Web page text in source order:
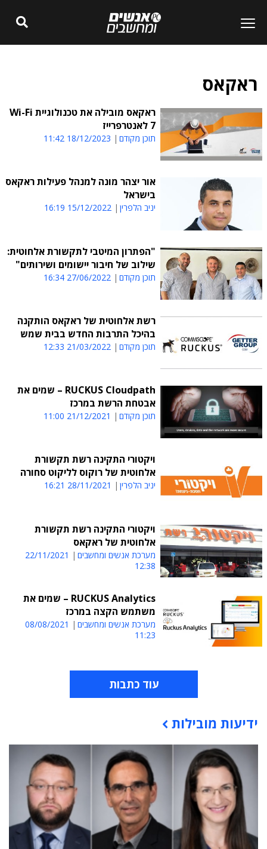
ראקאס
ראקאס מובילה את טכנולוגיית Wi-Fi
7 לאנטרפרייז
תוכן מקודם 18/12/2023 11:42
אור יצהר מונה למנהל פעילות ראקאס
בישראל
יניב הלפרין 15/12/2022 16:19
"הפתרון המיטבי לתקשורת אלחוטית:
שילוב של חיבור יישומים ושירותים"
תוכן מקודם 27/06/2022 16:34
רשת אלחוטית של ראקאס הותקנה
בהיכל התרבות החדש בבית שמש
תוכן מקודם 21/03/2022 12:33
RUCKUS Cloudpath – שמים את
אבטחת הרשת במרכז
תוכן מקודם 21/12/2021 11:00
ויקטורי התקינה רשת תקשורת
אלחוטית של רוקוס לליקוט סחורה
יניב הלפרין 28/11/2021 16:21
ויקטורי התקינה רשת תקשורת
אלחוטית של ראקאס
מערכת אנשים ומחשבים
22/11/2021
12:38
RUCKUS Analytics – שמים את
משתמש הקצה במרכז
מערכת אנשים ומחשבים
08/08/2021
11:23
עוד כתבות
תוכן פרסומי
ידיעות מובילות